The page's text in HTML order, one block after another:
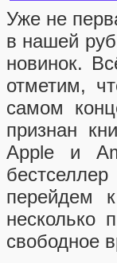
Уже не
в нашей
новинок.
отметим,
самом
признан
Apple и
перейдем
несколько
свободное